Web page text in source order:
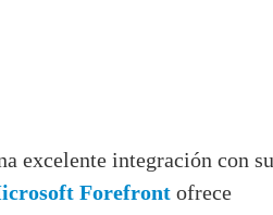
excelente integración con su
Forefront ofrece